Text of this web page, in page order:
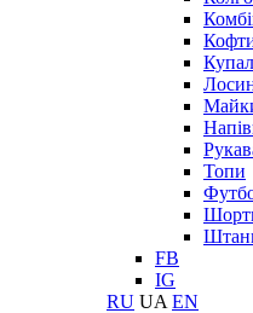
Топи
FB
IG
RU UA EN